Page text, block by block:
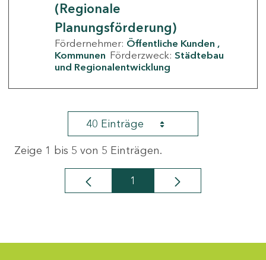
(Regionale
Planungsförderung)
Fördernehmer: Öffentliche Kunden
Kommunen Förderzweck: Städtebau
und Regionalentwicklung
40 Einträge
Zeige 1 bis 5 von 5 Einträgen.
Seite
1